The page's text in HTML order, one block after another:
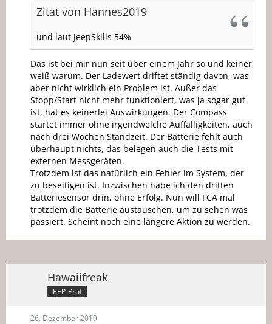
Zitat von Hannes2019
und laut JeepSkills 54%
Das ist bei mir nun seit über einem Jahr so und keiner
weiß warum. Der Ladewert driftet ständig davon, was
aber nicht wirklich ein Problem ist. Außer das
Stopp/Start nicht mehr funktioniert, was ja sogar gut
ist, hat es keinerlei Auswirkungen. Der Compass
startet immer ohne irgendwelche Auffälligkeiten, auch
nach drei Wochen Standzeit. Der Batterie fehlt auch
überhaupt nichts, das belegen auch die Tests mit
externen Messgeräten.
Trotzdem ist das natürlich ein Fehler im System, der
zu beseitigen ist. Inzwischen habe ich den dritten
Batteriesensor drin, ohne Erfolg. Nun will FCA mal
trotzdem die Batterie austauschen, um zu sehen was
passiert. Scheint noch eine längere Aktion zu werden.
Hawaiifreak
JEEP-Profi
26. Dezember 2019